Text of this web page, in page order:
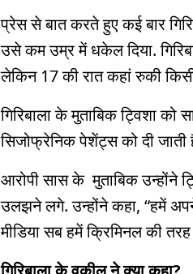
प्रेस से बात करते हुए कई बार
उसे कम उम्र में धकेल दिया.
लेकिन 17 की रात कहां रुकी
गिरिबाला के मुताबिक ट्विशा को
सिजोफ्रेनिक पेशेंट्स को दी
आरोपी सास के मुताबिक उन्होंने
उलझने लगे. उन्होंने कहा, “हमें अपने
मीडिया सब हमें क्रिमिनल की